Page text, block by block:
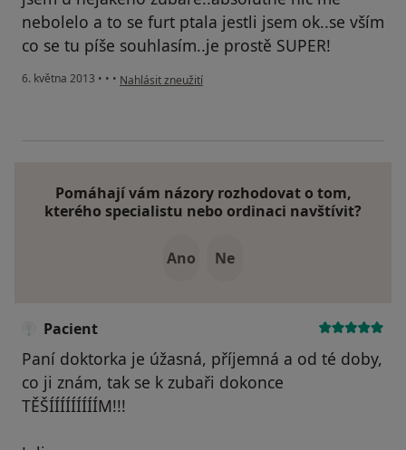
nebolelo a to se furt ptala jestli jsem ok..se vším
co se tu píše souhlasím..je prostě SUPER!
6. května 2013 • • • podle názoru uživatele Váš účet byl odstraněn
Nahlásit zneužití
Pomáhají vám názory rozhodovat o tom,
kterého specialistu nebo ordinaci navštívit?
Ano Ne
Pacient
Paní doktorka je úžasná, příjemná a od té doby,
co ji znám, tak se k zubaři dokonce
TĚŠÍÍÍÍÍÍÍÍÍM!!!